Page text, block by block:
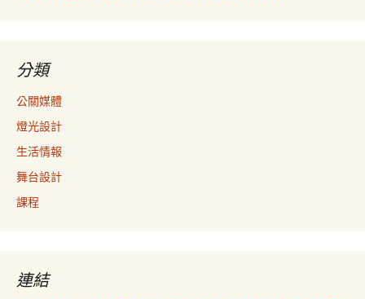
分類
公關媒體
燈光設計
生活情報
舞台設計
課程
連結